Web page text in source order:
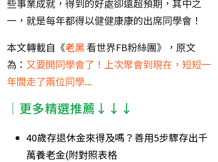
些事業成就，得到的好處卻遠超預期，其中之
一，就是每年都得以健健康康的出席同學會！
本文轉載自《老黑看世界FB粉絲團》，原文
為： 又要開同學會了！上次聚會到現在，短短一
年間走了兩位同學...
│更多精選推薦↓↓↓
40歲存退休金來得及嗎？善用5步驟存出千
萬養老金(附對照表格